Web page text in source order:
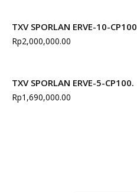
TXV SPORLAN ERVE-10-CP100
Rp2,000,000.00
TXV SPORLAN ERVE-5-CP100.
Rp1,690,000.00